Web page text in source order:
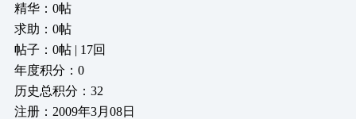
精华：0帖
求助：0帖
帖子：0帖 | 17回
年度积分：0
历史总积分：32
注册：2009年3月08日